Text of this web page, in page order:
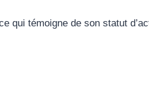
qui témoigne de son statut